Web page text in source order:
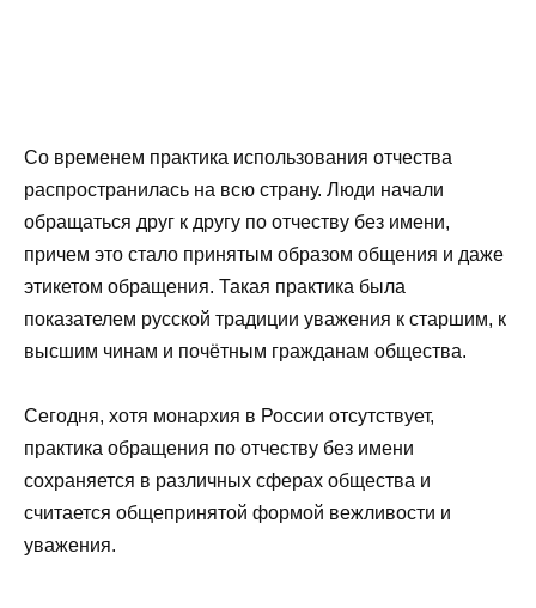
Со временем практика использования отчества
распространилась на всю страну. Люди начали
обращаться друг к другу по отчеству без имени,
причем это стало принятым образом общения и даже
этикетом обращения. Такая практика была
показателем русской традиции уважения к старшим, к
высшим чинам и почётным гражданам общества.
Сегодня, хотя монархия в России отсутствует,
практика обращения по отчеству без имени
сохраняется в различных сферах общества и
считается общепринятой формой вежливости и
уважения.